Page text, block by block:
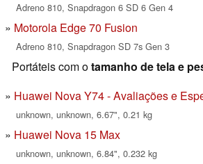
Adreno 810, Snapdragon 6 SD 6 Gen 4
Motorola Edge 70 Fusion
Adreno 810, Snapdragon SD 7s Gen 3
Portáteis com otamanho de tela e
Huawei Nova Y74 - Avaliações e
unknown, unknown, 6.67", 0.21 kg
Huawei Nova 15 Max
unknown, unknown, 6.84", 0.232 kg